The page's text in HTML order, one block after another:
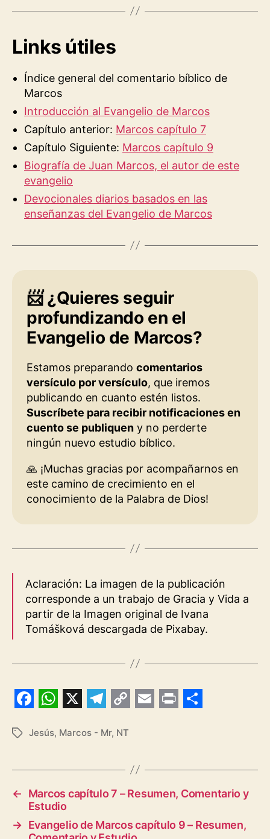
Links útiles
Índice general del comentario bíblico de
Marcos
Introducción al Evangelio de Marcos
Capítulo anterior: Marcos capítulo 7
Capítulo Siguiente: Marcos capítulo 9
Biografía de Juan Marcos, el autor de este
evangelio
Devocionales diarios basados en las
enseñanzas del Evangelio de Marcos
📨¿Quieres seguir
profundizando en el
Evangelio de Marcos?
Estamos preparando comentarios
versículo por versículo, que iremos
publicando en cuanto estén listos.
Suscríbete para recibir notificaciones en
cuento se publiquen y no perderte
ningún nuevo estudio bíblico.
🙏 ¡Muchas gracias por acompañarnos en
este camino de crecimiento en el
conocimiento de la Palabra de Dios!
Aclaración: La imagen de la publicación
corresponde a un trabajo de Gracia y Vida a
partir de la Imagen original de Ivana
Tomášková descargada de Pixabay.
a
e
b
o
h
t
s
A
p
e
e
g
a
o
y
L
n
i
l
n
t
r
e
Etiquetas
Jesús, Marcos - Mr, NT
←
Marcos capítulo 7 – Resumen, Comentario y
Estudio
→ Evangelio de Marcos capítulo 9 – Resumen,